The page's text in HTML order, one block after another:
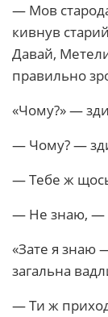
— Мов
кивнув
Давай,
правильно
«Чому?» —
— Чому? —
— Тебе ж
— Не знаю, —
«Зате я знаю
загальна
— Ти ж